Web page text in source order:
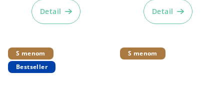
Detail Detail
S menom
Bestseller
S menom